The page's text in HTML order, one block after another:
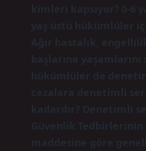
kimleri kapsıyor? 0-6
yaş üstü hükümlüler
Ağır hastalık,
başlarına
hükümlüler de
cezalara denetimli
kadardır? Denetimli
Güvenlik Tedbirlerinin
maddesine göre